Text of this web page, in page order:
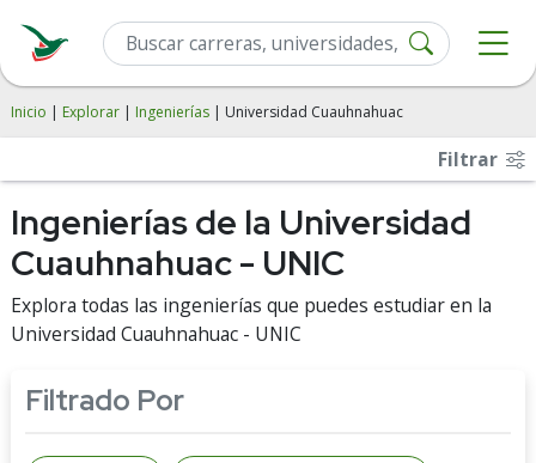
Inicio | Explorar | Ingenierías | Universidad Cuauhnahuac
Filtrar
Ingenierías de la Universidad
Cuauhnahuac - UNIC
Explora todas las ingenierías que puedes estudiar en la
Universidad Cuauhnahuac - UNIC
Filtrado Por